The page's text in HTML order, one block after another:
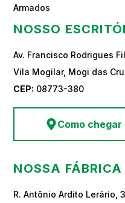
Armados
NOSSO
Av. Francisco Rodrigues
Vila Mogilar, Mogi das
CEP: 08773-380
Como chegar
NOSSA FÁBRICA
R. Antônio Ardito Lerário,